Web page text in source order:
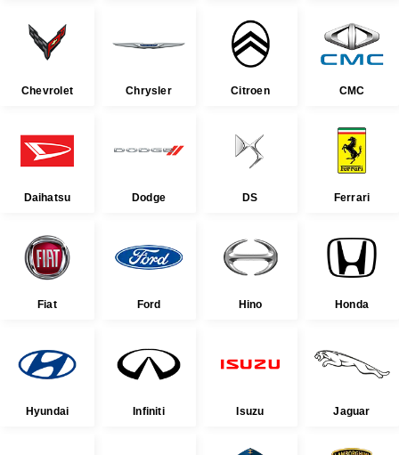
Chevrolet Chrysler Citroen CMC
Daihatsu Dodge DS Ferrari
Fiat Ford Hino Honda
Hyundai Infiniti Isuzu Jaguar